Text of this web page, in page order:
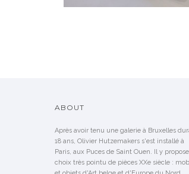
ABOUT
Après avoir tenu une galerie à Bruxelles
18 ans, Olivier Hutzemakers s'est installé à
Paris, aux Puces de Saint Ouen. Il y
choix très pointu de pièces XXe siècle :